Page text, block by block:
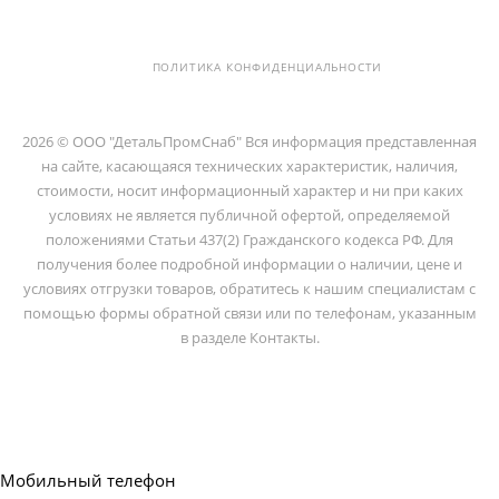
ПОЛИТИКА КОНФИДЕНЦИАЛЬНОСТИ
2026 © ООО "ДетальПромСнаб" Вся информация представленная
на сайте, касающаяся технических характеристик, наличия,
стоимости, носит информационный характер и ни при каких
условиях не является публичной офертой, определяемой
положениями Статьи 437(2) Гражданского кодекса РФ. Для
получения более подробной информации о наличии, цене и
условиях отгрузки товаров, обратитесь к нашим специалистам с
помощью формы обратной связи или по телефонам, указанным
в разделе Контакты.
Мобильный телефон